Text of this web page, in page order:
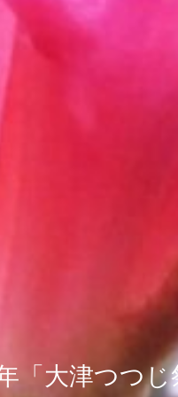
「大津つつ